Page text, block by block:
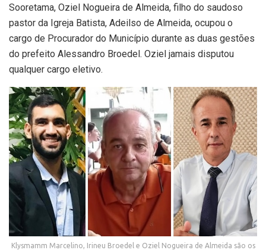
Sooretama, Oziel Nogueira de Almeida, filho do saudoso
pastor da Igreja Batista, Adeilso de Almeida, ocupou o
cargo de Procurador do Município durante as duas gestões
do prefeito Alessandro Broedel. Oziel jamais disputou
qualquer cargo eletivo.
Klysmamm Marcelino, Irineu Broedel e Oziel Nogueira de Almeida são os